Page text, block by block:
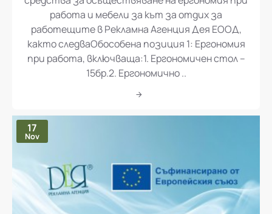
работа и мебели за кът за отдих за
работещите в Рекламна Агенция Дея ЕООД,
както следваОбособена позиция 1: Ергономия
при работа, включваща:1. Ергономичен стол –
15бр.2. Ергономично ..
17
Nov